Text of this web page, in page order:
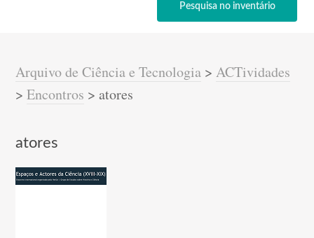
Pesquisa no inventário
Arquivo de Ciência e Tecnologia >ACTividades
>Encontros >atores
atores